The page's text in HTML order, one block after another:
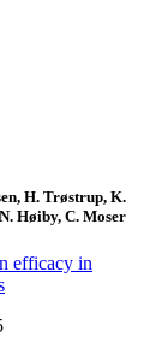
H. Trøstrup, K.
Høiby, C. Moser
efficacy in